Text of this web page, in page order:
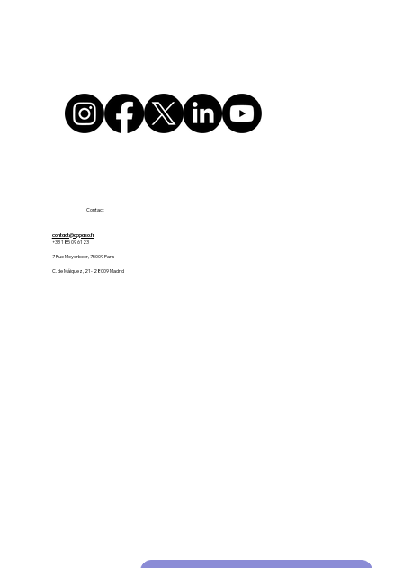
Contact
contact@appaso.fr
+33 1 85 09 61 23
7 Rue Meyerbeer, 75009 Paris
C. de Máiquez, 21 - 28009 Madrid